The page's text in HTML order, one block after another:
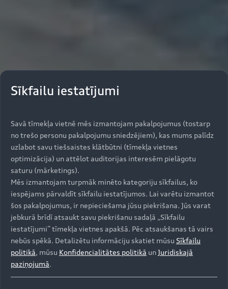
Sīkfailu iestatījumi
Savā tīmekļa vietnē mēs izmantojam pakalpojumus (tostarp
no trešo personu pakalpojumu sniedzējiem), kas mums palīdz
uzlabot savu tiešsaistes klātbūtni (tīmekļa vietnes
optimizācija) un attēlot auditorijas interesēm pielāgotu
saturu (mārketings).
Mēs izmantojam turpmāk minēto kategoriju sīkfailus, ko
iespējams pārvaldīt sīkfailu iestatījumos. Lai varētu izmantot
šos pakalpojumus, ir nepieciešama jūsu piekrišana. Jūs varat
jebkurā brīdī atsaukt savu piekrišanu sadaļā „Sīkfailu
iestatījumi” tīmekļa vietnes apakšā. Pēc atsaukšanas tā vairs
nebūs spēkā. Detalizētu informāciju skatiet mūsu Sīkfailu
politikā, mūsu Konfidencialitātes politikā unJuridiskajā
paziņojumā.